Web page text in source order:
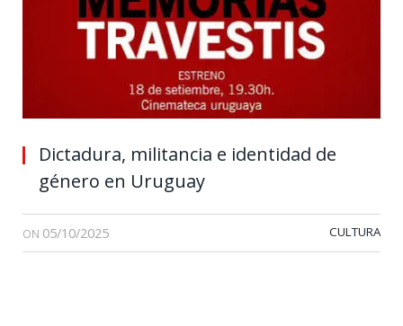
Dictadura, militancia e identidad de
género en Uruguay
ON 05/10/2025 CULTURA